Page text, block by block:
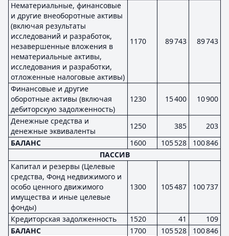
Нематериальные, финансовые
и другие внеоборотные активы
(включая результаты
исследований и разработок,
незавершенные вложения в
нематериальные активы,
исследования и разработки,
отложенные налоговые активы)
1170 89 743 89 743
Финансовые и другие
оборотные активы (включая
дебиторскую задолженность)
1230 15 400 10 900
Денежные средства и
денежные эквиваленты
1250 385
203
БАЛАНС
1600 105 528
100 846
ПАССИВ
Капитал и резервы (Целевые
средства, Фонд недвижимого и
особо ценного движимого
имущества и иные целевые
фонды)
1300 105 487 100 737
Кредиторская задолженность 1520 41
109
БАЛАНС
1700 105 528 100 846